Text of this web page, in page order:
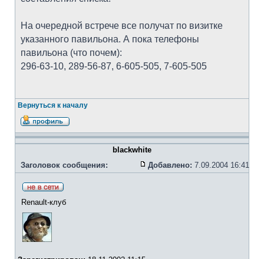
На очередной встрече все получат по визитке
указанного павильона. А пока телефоны
павильона (что почем):
296-63-10, 289-56-87, 6-605-505, 7-605-505
Вернуться к началу
blackwhite
Заголовок сообщения:
Добавлено: 7.09.2004 16:41
Renault-клуб